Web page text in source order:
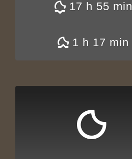
17 h 55 min
1 h 17 min